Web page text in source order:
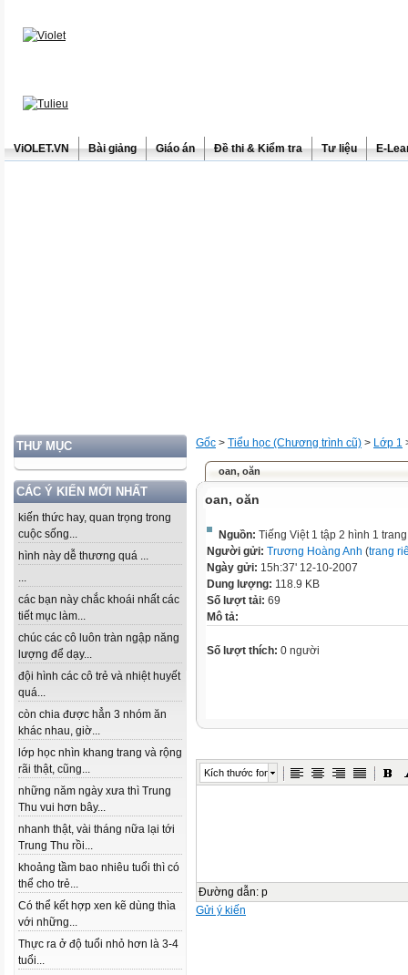
ViOLET.VN Bài giảng Giáo án Đề thi & Kiểm tra Tư liệu E-
THƯ MỤC
CÁC Ý KIẾN MỚI NHẤT
kiến thức hay, quan trọng trong
cuộc sống...
hình này dễ thương quá ...
...
các bạn này chắc khoái nhất các
tiết mục làm...
chúc các cô luôn tràn ngập năng
lượng để dạy...
đội hình các cô trẻ và nhiệt huyết
quá...
còn chia được hẳn 3 nhóm ăn
khác nhau, giờ...
lớp học nhìn khang trang và rộng
rãi thật, cũng...
những năm ngày xưa thì Trung
Thu vui hơn bây...
nhanh thật, vài tháng nữa lại tới
Trung Thu rồi...
khoảng tầm bao nhiêu tuổi thì có
thể cho trẻ...
Có thể kết hợp xen kẽ dùng thìa
với những...
Thực ra ở độ tuổi nhỏ hơn là 3-4
tuổi...
Gốc > Tiểu học (Chương trình cũ) > Lớp 1
oan, oăn
oan, oăn
Nguồn: Tiếng Việt 1 tập 2 hình 1
Người gửi: Trương Hoàng Anh (trang
Ngày gửi: 15h:37' 12-10-2007
Dung lượng: 118.9 KB
Số lượt tải: 69
Mô tả:
Số lượt thích: 0 người
Kích thước font
Đường dẫn: p
Gửi ý kiến